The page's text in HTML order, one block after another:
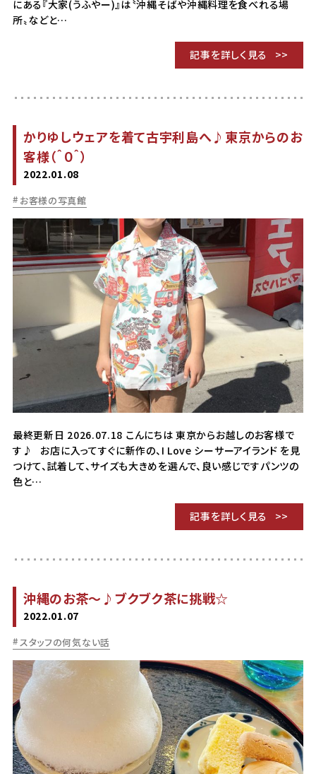
にある『大家(うふやー)』は〝沖縄そばや沖縄料理を食べれる場
所〟などと…
記事を詳しく見る
かりゆしウェアを着て古宇利島へ♪東京からのお
客様（＾０＾）
2022.01.08
お客様の写真館
最終更新日 2026.07.18 こんにちは 東京からお越しのお客様で
す♪ お店に入ってすぐに新作の、I Love シーサーアイランド を見
つけて、試着して、サイズも大きめを選んで、良い感じですパンツの
色と…
記事を詳しく見る
沖縄のお茶〜♪ブクブク茶に挑戦☆
2022.01.07
スタッフの何気ない話